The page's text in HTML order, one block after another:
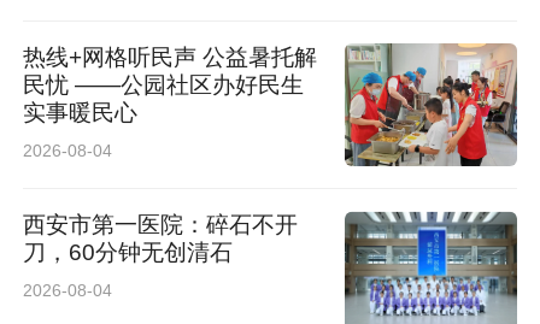
热线+网格听民声 公益暑托解
民忧 ——公园社区办好民生
实事暖民心
2026-08-04
西安市第一医院：碎石不开
刀，60分钟无创清石
2026-08-04